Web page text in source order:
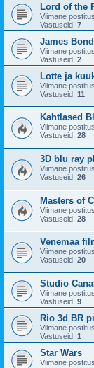
Lord of the
Viimane
Vastuseid: 7
James Bond
Viimane
Vastuseid: 2
Lotte ja
Viimane
Vastuseid: 11
Kahtlased
Viimane
Vastuseid: 28
3D blu ray
Viimane
Vastuseid: 26
Masters of
Viimane
Vastuseid: 28
Venemaa
Viimane
Vastuseid: 20
Studio
Viimane
Vastuseid: 9
Rio 3d BR
Viimane
Vastuseid: 1
Star Wars
Viimane